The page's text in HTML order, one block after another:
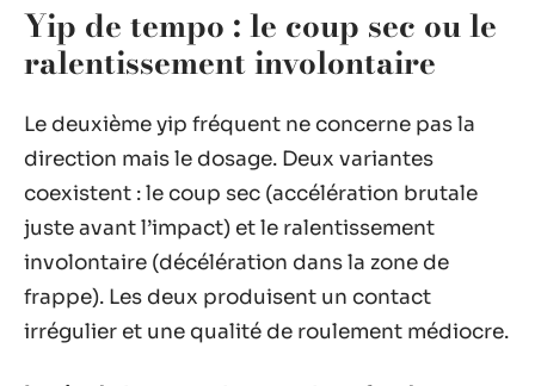
Yip de tempo : le coup sec ou le
ralentissement involontaire
Le deuxième yip fréquent ne concerne pas la
direction mais le dosage. Deux variantes
coexistent : le coup sec (accélération brutale
juste avant l’impact) et le ralentissement
involontaire (décélération dans la zone de
frappe). Les deux produisent un contact
irrégulier et une qualité de roulement médiocre.